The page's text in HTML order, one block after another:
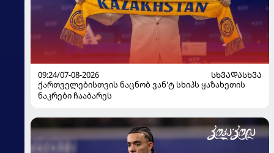
09:24/07-08-2026
ᲡᲮᲕᲐᲓᲐᲡᲮᲕᲐ
ქართველებისთვის ნაცნობ ვან'ტ სხიპს ყაზახეთის
ნაკრები ჩააბარეს